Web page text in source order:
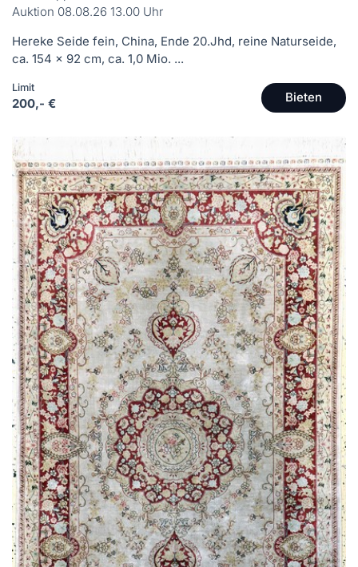
Auktion 08.08.26 13.00 Uhr
Hereke Seide fein, China, Ende 20.Jhd, reine Naturseide,
ca. 154 x 92 cm, ca. 1,0 Mio. ...
Limit
200,- € Bieten